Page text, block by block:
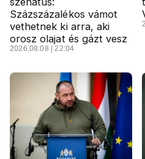
Százszázalékos vámot
vethetnek ki arra, aki
orosz olajat és gázt vesz
2026.08.08 | 22:04